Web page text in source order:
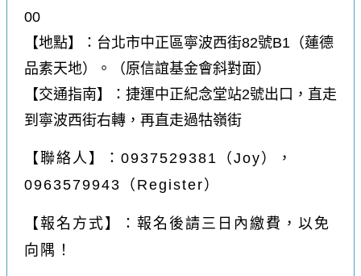
00
【地點】：台北市中正區寧波西街82號B1（蓮德
品素天地）。（原信誼基金會斜對面）
【交通指南】：捷運中正紀念堂站2號出口，直走
到寧波西街右轉，再直走過牯嶺街
【聯絡人】：0937529381（Joy），
0963579943（Register）
【報名方式】：報名後請三日內繳費，以免
向隅！